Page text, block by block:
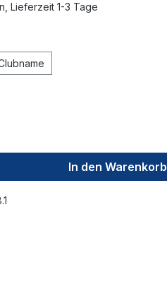
Lieferzeit 1-3 Tage
In den Warenkorb